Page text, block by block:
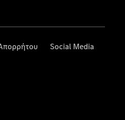
Social Media